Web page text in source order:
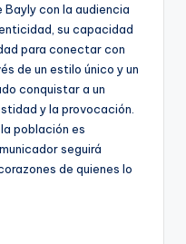
Bayly con la audiencia
su capacidad
para conectar con
de un estilo único y un
conquistar a un
y la provocación.
población es
seguirá
de quienes lo